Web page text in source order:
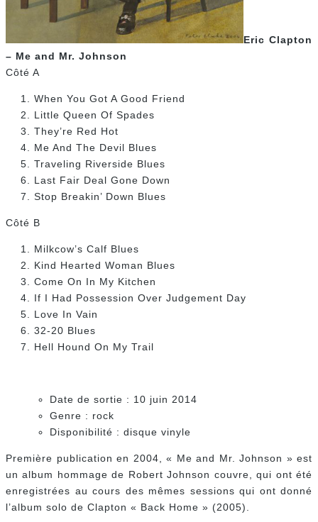
Eric Clapton
– Me and Mr. Johnson
Côté A
When You Got A Good Friend
Little Queen Of Spades
They’re Red Hot
Me And The Devil Blues
Traveling Riverside Blues
Last Fair Deal Gone Down
Stop Breakin’ Down Blues
Côté B
Milkcow’s Calf Blues
Kind Hearted Woman Blues
Come On In My Kitchen
If I Had Possession Over Judgement Day
Love In Vain
32-20 Blues
Hell Hound On My Trail
Date de sortie : 10 juin 2014
Genre : rock
Disponibilité : disque vinyle
Première publication en 2004, « Me and Mr. Johnson » est
un album hommage de Robert Johnson couvre, qui ont été
enregistrées au cours des mêmes sessions qui ont donné
l’album solo de Clapton « Back Home » (2005).